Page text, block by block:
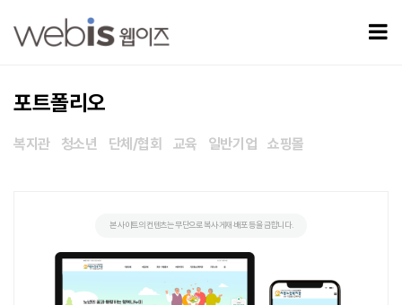
포트폴리오
복지관 청소년 단체/협회 교육 일반기업 쇼핑몰
본 사이트의 컨텐츠는 무단으로 복사·게재·배포 등을 금합니다.